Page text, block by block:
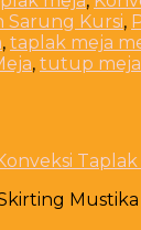
Sarung Kursi,
, taplak meja
, tutup meja